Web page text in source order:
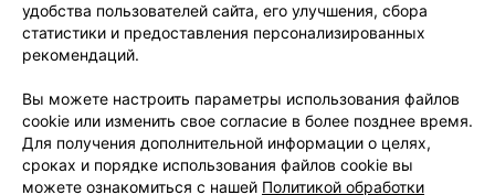
Написать руководителю 103.by
Обработка персональных данных
удобства пользователей сайта, его улучшения, сбора
статистики и предоставления персонализированных
рекомендаций.
Вы можете настроить параметры использования файлов
cookie или изменить свое согласие в более позднее время.
Для получения дополнительной информации о целях,
сроках и порядке использования файлов cookie вы
можете ознакомиться с нашей Политикой обработки